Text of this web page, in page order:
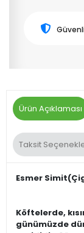
Ürün Açıklaması
Taksit
Esmer
Köftelerde,
günümüzde